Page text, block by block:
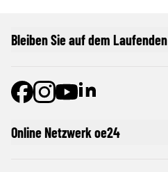
Online Netzwerk oe24
Bleiben Sie auf dem Laufenden